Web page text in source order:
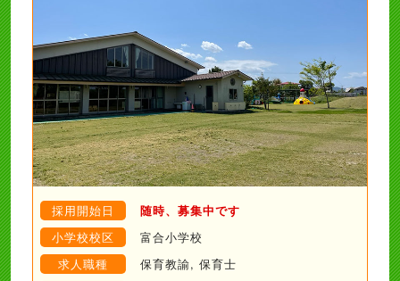
採用開始日 随時、募集中です
小学校校区
富合小学校
求人職種
保育教諭, 保育士